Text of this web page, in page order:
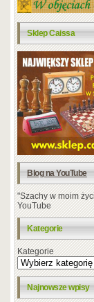
Sklep Caissa
Blog na YouTube
"Szachy w moim
YouTube
Kategorie
Kategorie
Najnowsze wpisy